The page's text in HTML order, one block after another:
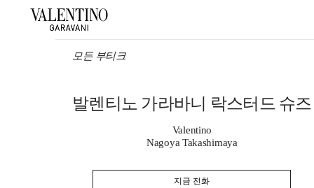
모든 부티크
발렌티노 가라바니 락스터드 슈즈
Valentino
Nagoya Takashimaya
지금 전화